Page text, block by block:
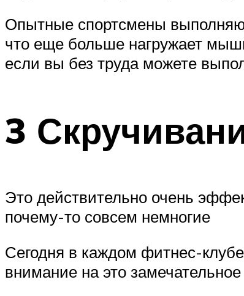
Опытные спортсмены
что еще больше нагружает
если вы без труда можете
3
Это действительно очень
почему-то совсем немногие
Сегодня в каждом фитнес-
внимание на это